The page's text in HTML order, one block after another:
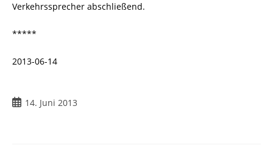
Verkehrssprecher abschließend.
*****
2013-06-14
14. Juni 2013